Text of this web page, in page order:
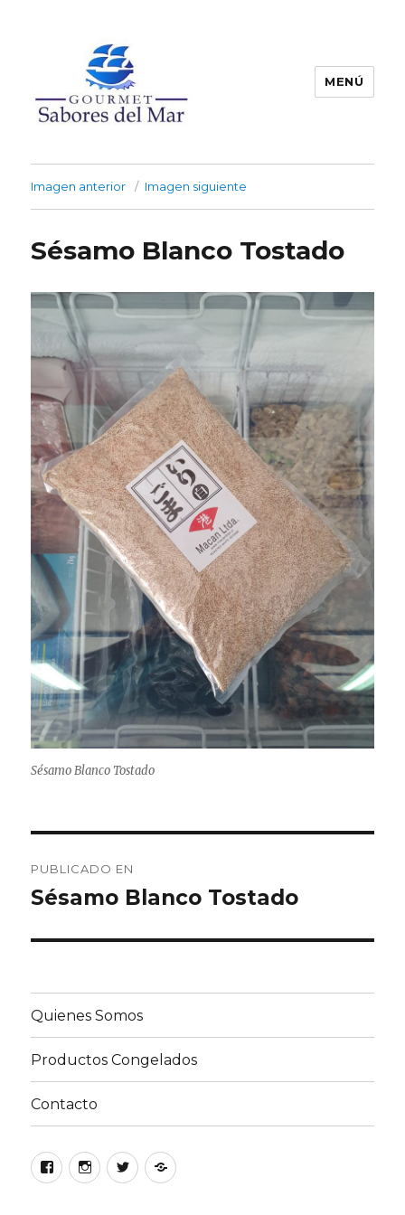
MENÚ
Imagen anterior Imagen siguiente
Sésamo Blanco Tostado
Sésamo Blanco Tostado
de
PUBLICADO EN
Sésamo Blanco Tostado
Quienes Somos
Productos Congelados
Contacto
FacebookInstagram
TwitterGoogle